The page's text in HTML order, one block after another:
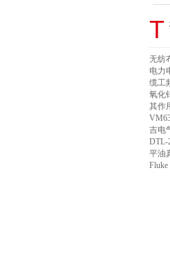
T
无纺
电力
缆工
氧化
其作
吉电
DTL-
平油